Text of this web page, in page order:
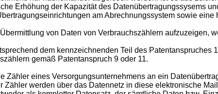
Erhöhung der Kapazität des Datenübertragungssysems
am Abrechnungssystem sowie
von Daten von Verbrauchszählern aufzuzeigen,
dem kennzeichnenden Teil des Patentanspruches
gemäß Patentanspruch 9 oder 11.
Zähler eines Versorgungsunternehmens an ein
werden über das Datennetz in diese elektronische